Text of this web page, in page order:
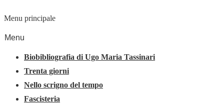
Menu principale
Menu
Biobibliografia di Ugo Maria Tassinari
Trenta giorni
Nello scrigno del tempo
Fascisteria